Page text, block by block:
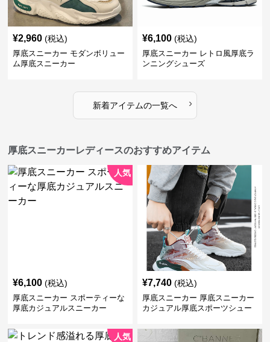
¥2,960 (税込)
厚底スニーカー モダンボリュー
ム厚底スニーカー
¥6,100 (税込)
厚底スニーカー レトロ風厚底ラ
ンニングシューズ
新着アイテムの一覧へ ›
厚底スニーカーレディースのおすすめアイテム
人気
¥6,100 (税込)
厚底スニーカー スポーティーな
厚底カジュアルスニーカー
¥7,740 (税込)
厚底スニーカー 厚底スニーカー
カジュアル厚底スポーツシュー
人気